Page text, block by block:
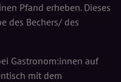
Pfand erheben. Dieses
des Bechers/ des
Gastronom:innen auf
mit dem